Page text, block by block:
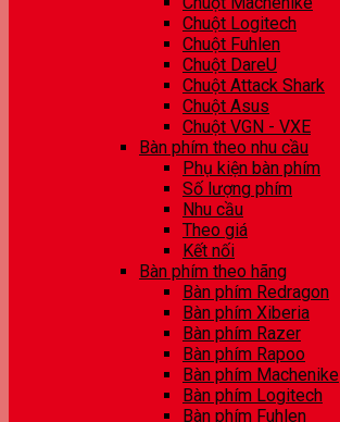
Chuột Logitech
Chuột Fuhlen
Chuột DareU
Chuột Attack Shark
Chuột Asus
Chuột VGN - VXE
Bàn phím theo nhu cầu
Phụ kiện bàn phím
Số lượng phím
Nhu cầu
Theo giá
Kết nối
Bàn phím theo hãng
Bàn phím Redragon
Bàn phím Xiberia
Bàn phím Razer
Bàn phím Rapoo
Bàn phím Machenike
Bàn phím Logitech
Bàn phím Fuhlen